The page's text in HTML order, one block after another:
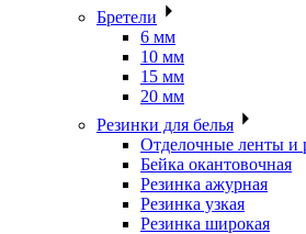
Бретели
6 мм
10 мм
15 мм
20 мм
Резинки для белья
Отделочные ленты и
Бейка окантовочная
Резинка ажурная
Резинка узкая
Резинка широкая